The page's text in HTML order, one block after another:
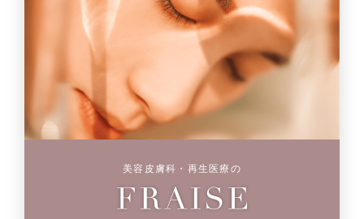
美容皮膚科・再生医療の